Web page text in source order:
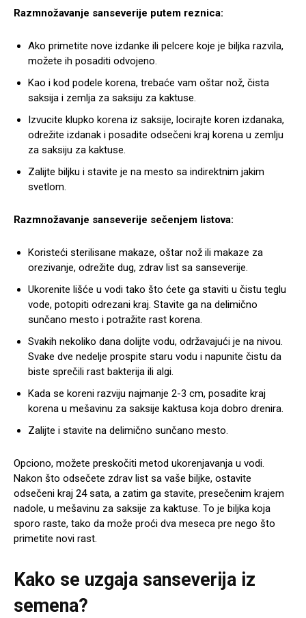
Razmnožavanje sanseverije putem reznica:
Ako primetite nove izdanke ili pelcere koje je biljka razvila,
možete ih posaditi odvojeno.
Kao i kod podele korena, trebaće vam oštar nož, čista
saksija i zemlja za saksiju za kaktuse.
Izvucite klupko korena iz saksije, locirajte koren izdanaka,
odrežite izdanak i posadite odsečeni kraj korena u zemlju
za saksiju za kaktuse.
Zalijte biljku i stavite je na mesto sa indirektnim jakim
svetlom.
Razmnožavanje sanseverije sečenjem listova:
Koristeći sterilisane makaze, oštar nož ili makaze za
orezivanje, odrežite dug, zdrav list sa sanseverije.
Ukorenite lišće u vodi tako što ćete ga staviti u čistu teglu
vode, potopiti odrezani kraj. Stavite ga na delimično
sunčano mesto i potražite rast korena.
Svakih nekoliko dana dolijte vodu, održavajući je na nivou.
Svake dve nedelje prospite staru vodu i napunite čistu da
biste sprečili rast bakterija ili algi.
Kada se koreni razviju najmanje 2-3 cm, posadite kraj
korena u mešavinu za saksije kaktusa koja dobro drenira.
Zalijte i stavite na delimično sunčano mesto.
Opciono, možete preskočiti metod ukorenjavanja u vodi.
Nakon što odsečete zdrav list sa vaše biljke, ostavite
odsečeni kraj 24 sata, a zatim ga stavite, presečenim krajem
nadole, u mešavinu za saksije za kaktuse. To je biljka koja
sporo raste, tako da može proći dva meseca pre nego što
primetite novi rast.
Kako se uzgaja sanseverija iz
semena?